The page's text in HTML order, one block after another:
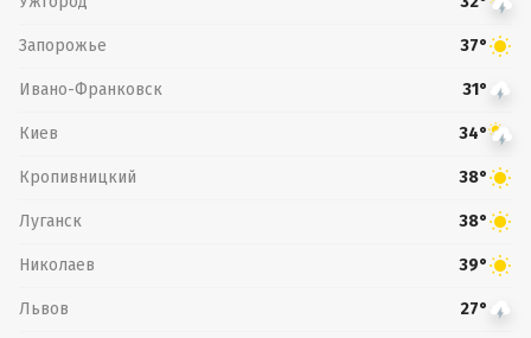
Запорожье 37°
Ивано-Франковск 31°
Киев 34°
Кропивницкий 38°
Луганск 38°
Николаев 39°
Львов 27°